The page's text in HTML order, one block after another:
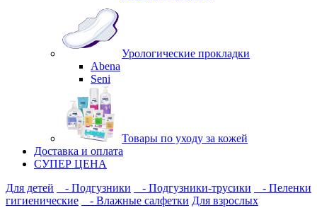
Урологические прокладки
Abena
Seni
Товары по уходу за кожей
Доставка и оплата
СУПЕР ЦЕНА
Для детей
- Подгузники - Подгузники-трусики
- Пеленки
гигиенические
- Влажные салфетки Для взрослых